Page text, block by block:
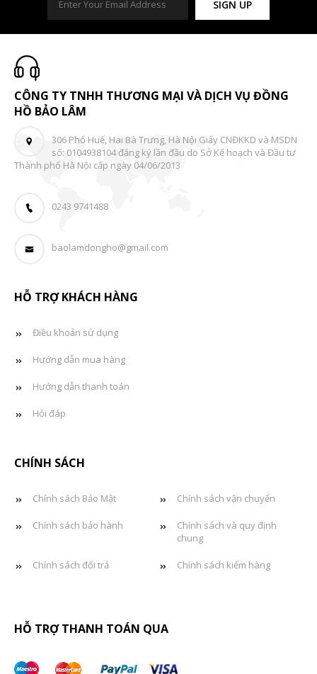
SIGN UP
CÔNG TY TNHH THƯƠNG MẠI VÀ DỊCH VỤ ĐỒNG
HỒ BẢO LÂM
306 Phố Huế, Hai Bà Trưng, Hà Nội Giấy CNĐKKD và MSDN
số: 0104938104 đăng ký lần đầu do Sở Kế hoạch và Đầu tư
Thành phố Hà Nội cấp ngày 04/06/2013
0243 9741488
baolamdongho@gmail.com
HỖ TRỢ KHÁCH HÀNG
Điều khoản sử dụng
Hướng dẫn mua hàng
Hướng dẫn thanh toán
Hỏi đáp
CHÍNH SÁCH
Chính sách Bảo Mật Chính sách vận chuyển
Chính sách bảo hành
Chính sách và quy định
chung
Chính sách đổi trả Chính sách kiểm hàng
HỖ TRỢ THANH TOÁN QUA